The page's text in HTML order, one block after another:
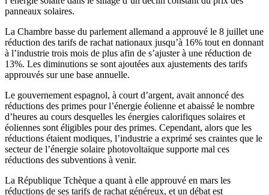
panneaux solaires.
La Chambre basse du parlement allemand a approuvé le 8 juillet une
réduction des tarifs de rachat nationaux jusqu’à 16% tout en donnant
à l’industrie trois mois de plus afin de s’ajuster à une réduction de
13%. Les diminutions se sont ajoutées aux ajustements des tarifs
approuvés sur une base annuelle.
Le gouvernement espagnol, à court d’argent, avait annoncé des
réductions des primes pour l’énergie éolienne et abaissé le nombre
d’heures au cours desquelles les énergies calorifiques solaires et
éoliennes sont éligibles pour des primes. Cependant, alors que les
réductions étaient modiques, l’industrie a exprimé ses craintes que le
secteur de l’énergie solaire photovoltaïque supporte mal ces
réductions des subventions à venir.
La République Tchèque a quant à elle approuvé en mars les
réductions de ses tarifs de rachat généreux, et un débat est